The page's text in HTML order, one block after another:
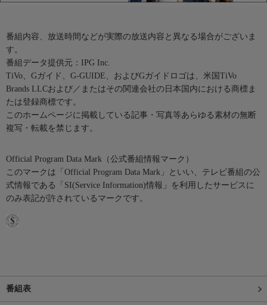
番組内容、放送時間などが実際の放送内容と異なる場合がございま
す。
番組データ提供元：IPG Inc.
TiVo、Gガイド、G-GUIDE、およびGガイドロゴは、米国TiVo
Brands LLCおよび／またはその関連会社の日本国内における商標ま
たは登録商標です。
このホームページに掲載している記事・写真等あらゆる素材の無断
複写・転載を禁じます。
Official Program Data Mark（公式番組情報マーク）
このマークは「Official Program Data Mark」といい、テレビ番組の公
式情報である「SI(Service Information)情報」を利用したサービスに
のみ表記が許されているマークです。
番組表